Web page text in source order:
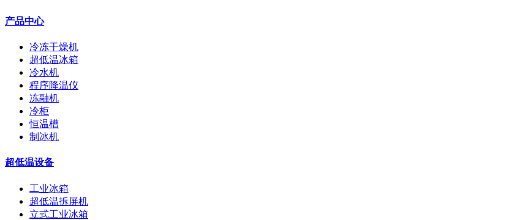
产品中心
冷冻干燥机
超低温冰箱
冷水机
程序降温仪
冻融机
冷柜
恒温槽
制冰机
超低温设备
工业冰箱
超低温拆屏机
立式工业冰箱